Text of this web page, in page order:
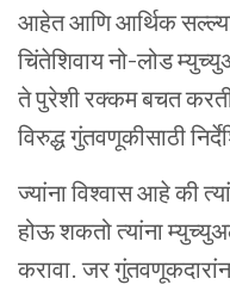
आहेत आणि आर्थिक
चिंतेशिवाय नो-लोड
ते पुरेशी रक्कम बचत
विरुद्ध गुंतवणूकीसाठी
ज्यांना विश्वास आहे की
होऊ शकतो त्यांना
करावा. जर